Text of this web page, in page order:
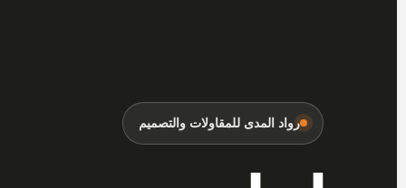
الأثاث والمفروشات